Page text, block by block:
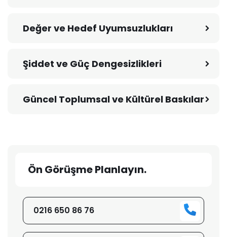
Değer ve Hedef Uyumsuzlukları
Şiddet ve Güç Dengesizlikleri
Güncel Toplumsal ve Kültürel Baskılar
Ön Görüşme Planlayın.
0216 650 86 76